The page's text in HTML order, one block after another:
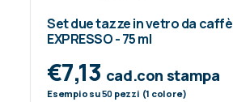
Set due tazze in vetro da caffè
EXPRESSO - 75 ml
€7,13 cad.con stampa
Esempio su50 pezzi (1 colore)